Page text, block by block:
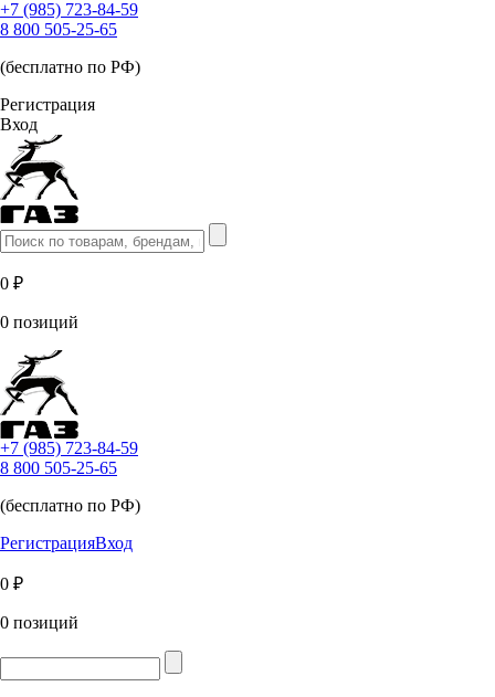
+7 (985) 723-84-59
8 800 505-25-65
(бесплатно по РФ)
Регистрация
Вход
0 ₽
0 позиций
+7 (985) 723-84-59
8 800 505-25-65
(бесплатно по РФ)
РегистрацияВход
0 ₽
0 позиций